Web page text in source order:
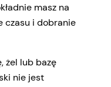
masz na
czasu i dobranie
żel lub bazę
nie jest